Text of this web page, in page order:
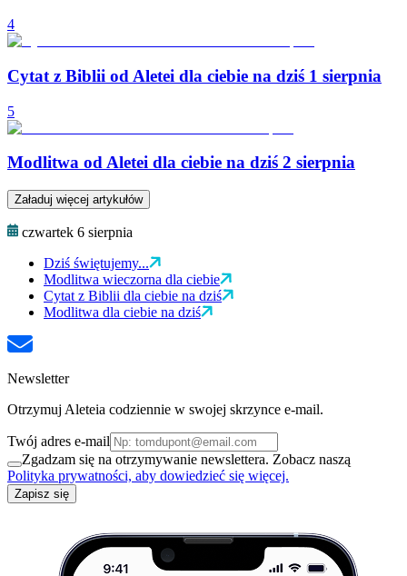
4
Cytat z Biblii od Aletei dla ciebie na dziś 1 sierpnia
5
Modlitwa od Aletei dla ciebie na dziś 2 sierpnia
Załaduj więcej artykułów
czwartek 6 sierpnia
Dziś świętujemy...
Modlitwa wieczorna dla ciebie
Cytat z Biblii dla ciebie na dziś
Modlitwa dla ciebie na dziś
Newsletter
Otrzymuj Aleteia codziennie w swojej skrzynce e-mail.
Twój adres e-mail
Zgadzam się na otrzymywanie newslettera. Zobacz naszą
Polityka prywatności, aby dowiedzieć się więcej.
Zapisz się